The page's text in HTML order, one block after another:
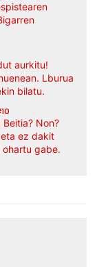
aurkitu!
Lburua
bilatu.
Non?
ez dakit
gabe.